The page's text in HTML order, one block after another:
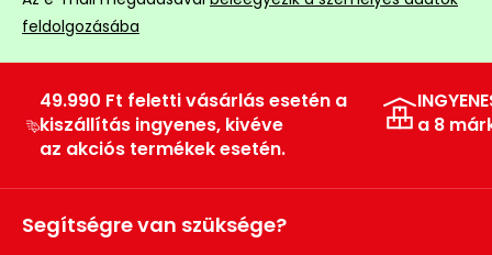
feldolgozásába
49.990 Ft feletti vásárlás esetén a
kiszállítás ingyenes, kivéve
az akciós termékek esetén.
a 8
Segítségre van szüksége?